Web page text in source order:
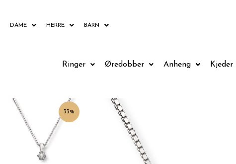
DAME HERRE BARN
Ringer Øredobber Anheng Kjeder
33%